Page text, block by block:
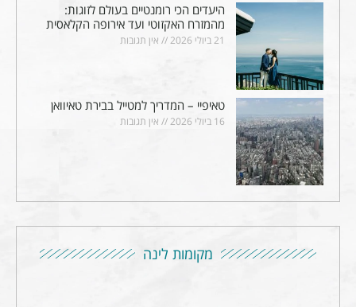
היעדים הכי רומנטיים בעולם לזוגות:
מהמזרח האקזוטי ועד אירופה הקלאסית
21 ביולי 2026 אין תגובות
טאיפיי – המדריך למטייל בבירת טאיוואן
16 ביולי 2026 אין תגובות
מקומות לינה